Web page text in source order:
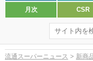
月次 CSR
流通スーパーニュース > 新商